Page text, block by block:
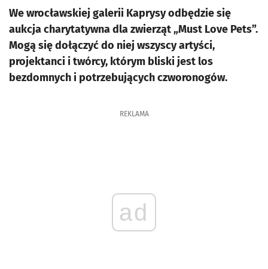
We wrocławskiej galerii Kaprysy odbędzie się
aukcja charytatywna dla zwierząt „Must Love Pets”.
Mogą się dołączyć do niej wszyscy artyści,
projektanci i twórcy, którym bliski jest los
bezdomnych i potrzebujących czworonogów.
REKLAMA
ad